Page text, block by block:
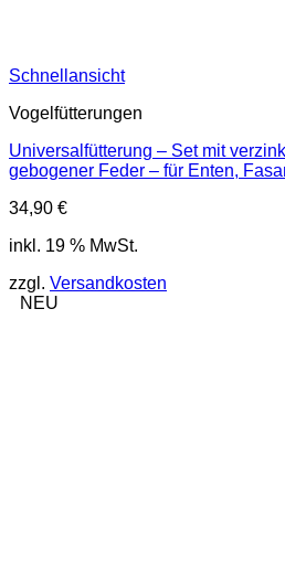
Schnellansicht
Vogelfütterungen
Universalfütterung – Set mit
gebogener Feder – für Enten,
34,90 €
inkl. 19 % MwSt.
zzgl. Versandkosten
NEU